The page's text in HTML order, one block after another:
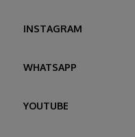
INSTAGRAM
WHATSAPP
YOUTUBE